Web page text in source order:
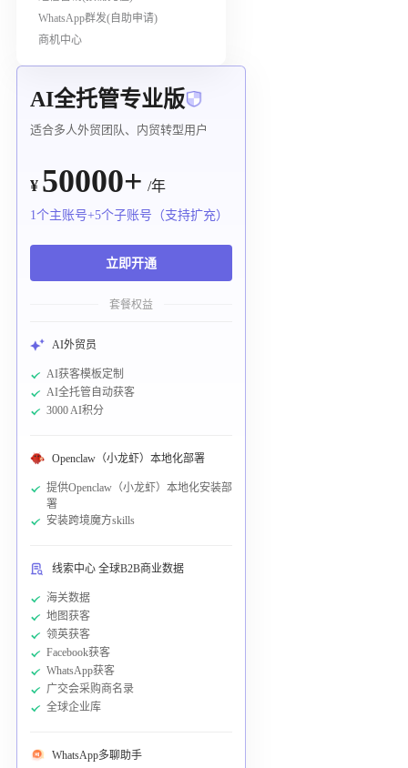
WhatsApp群发(自助申请)
商机中心
AI全托管专业版
适合多人外贸团队、内贸转型用户
¥ 50000+ /年
1个主账号+5个子账号（支持扩充）
立即开通
套餐权益
AI外贸员
AI获客模板定制
AI全托管自动获客
3000 AI积分
Openclaw（小龙虾）本地化部署
提供Openclaw（小龙虾）本地化安装部
署
安装跨境魔方skills
线索中心 全球B2B商业数据
海关数据
地图获客
领英获客
Facebook获客
WhatsApp获客
广交会采购商名录
全球企业库
WhatsApp多聊助手